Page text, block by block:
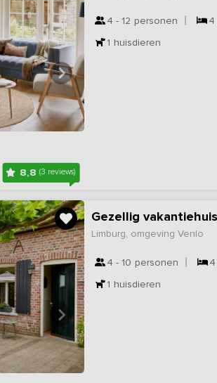
8,8(3 reviews)
4 - 12 personen 4
1 huisdieren
Gezellig
Limburg, omgeving Venlo
4 - 10 personen 4
1 huisdieren